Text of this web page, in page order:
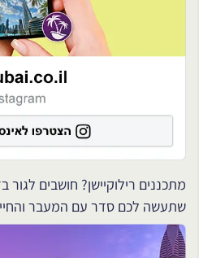
מתכננים רילוקיישן? חושבים
שתעשה לכם סדר עם המעבר והחיים